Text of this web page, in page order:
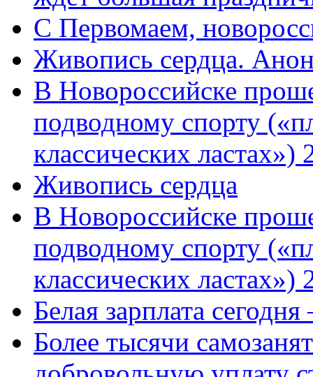
C Первомаем,
Живопись сердца.
В Новороссийске
подводному спорту
классических
Живопись сердца
В Новороссийске
подводному спорту
классических ластах»)
Белая зарплата
Более тысячи